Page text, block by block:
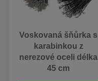
Voskovaná šňůrka s
karabinkou z
nerezové oceli délka
45 cm